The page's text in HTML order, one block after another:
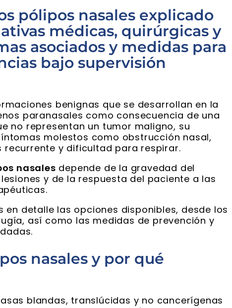
pólipos nasales explicado
médicas, quirúrgicas y
asociados y medidas para
bajo supervisión
benignas que se desarrollan en la
paranasales como consecuencia de una
no representan un tumor maligno, su
molestos como obstrucción nasal,
recurrente y dificultad para respirar.
nasales depende de la gravedad del
y de la respuesta del paciente a las
en detalle las opciones disponibles, desde los
así como las medidas de prevención y
nasales y por qué
blandas, translúcidas y no cancerígenas